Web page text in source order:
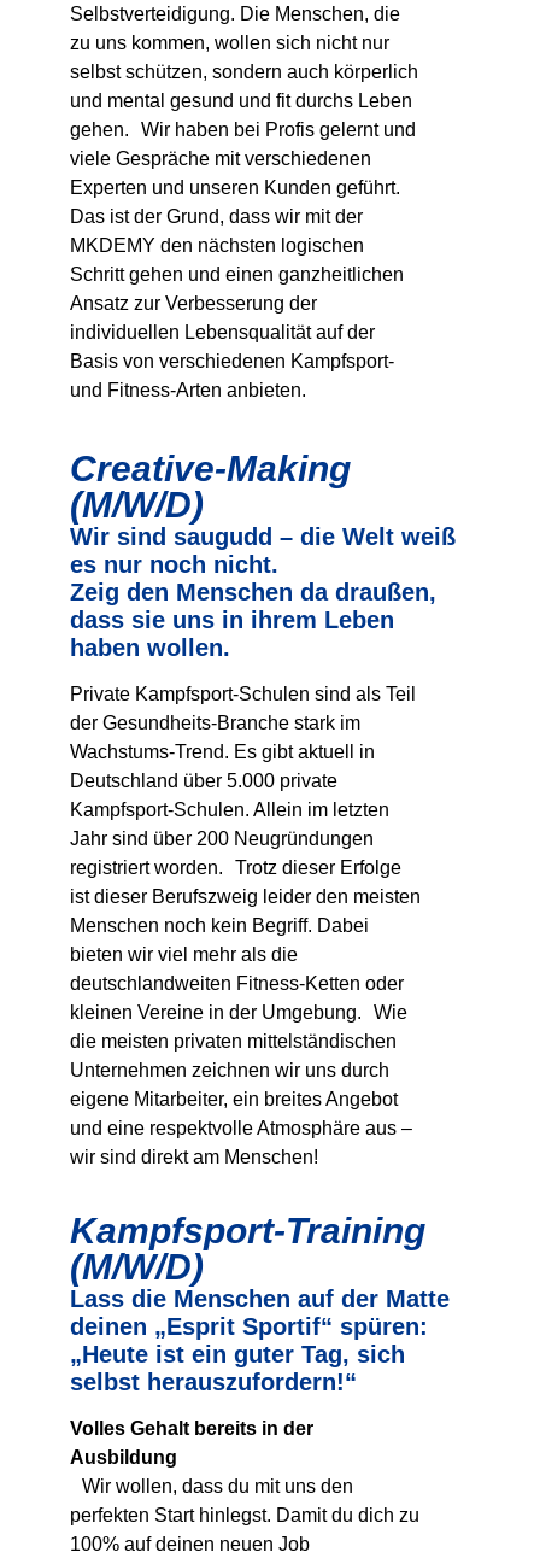
Selbstverteidigung. Die Menschen, die
zu uns kommen, wollen sich nicht nur
selbst schützen, sondern auch körperlich
und mental gesund und fit durchs Leben
gehen. Wir haben bei Profis gelernt und
viele Gespräche mit verschiedenen
Experten und unseren Kunden geführt.
Das ist der Grund, dass wir mit der
MKDEMY den nächsten logischen
Schritt gehen und einen ganzheitlichen
Ansatz zur Verbesserung der
individuellen Lebensqualität auf der
Basis von verschiedenen Kampfsport-
und Fitness-Arten anbieten.
Creative-Making
(m/w/d)
Wir sind saugudd – die Welt weiß
es nur noch nicht.
Zeig den Menschen da draußen,
dass sie uns in ihrem Leben
haben wollen.
Private Kampfsport-Schulen sind als Teil
der Gesundheits-Branche stark im
Wachstums-Trend. Es gibt aktuell in
Deutschland über 5.000 private
Kampfsport-Schulen. Allein im letzten
Jahr sind über 200 Neugründungen
registriert worden. Trotz dieser Erfolge
ist dieser Berufszweig leider den meisten
Menschen noch kein Begriff. Dabei
bieten wir viel mehr als die
deutschlandweiten Fitness-Ketten oder
kleinen Vereine in der Umgebung. Wie
die meisten privaten mittelständischen
Unternehmen zeichnen wir uns durch
eigene Mitarbeiter, ein breites Angebot
und eine respektvolle Atmosphäre aus –
wir sind direkt am Menschen!
Kampfsport-Training
(m/w/d)
Lass die Menschen auf der Matte
deinen „Esprit Sportif“ spüren:
„Heute ist ein guter Tag, sich
selbst herauszufordern!“
Volles Gehalt bereits in der
Ausbildung
Wir wollen, dass du mit uns den
perfekten Start hinlegst. Damit du dich zu
100% auf deinen neuen Job